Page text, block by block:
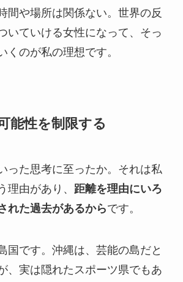
間や場所は関係ない。世界の反
いていける女性になって、そっ
くのが私の理想です。
能性を制限する
った思考に至ったか。それは私
理由があり、 距離を理由にいろ
れた過去があるからです。
国です。沖縄は、芸能の島だと
、実は隠れたスポーツ県でもあ